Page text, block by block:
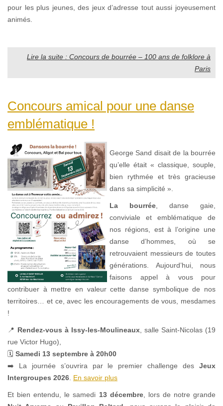
pour les plus jeunes, des jeux d’adresse tout aussi joyeusement
animés.
Lire la suite : Concours de bourrée – 100 ans de folklore à
Paris
Concours amical pour une danse
emblématique !
George Sand disait de la bourrée
qu’elle était « classique, souple,
bien rythmée et très gracieuse
dans sa simplicité ».
La bourrée , danse gaie,
conviviale et emblématique de
nos régions, est à l’origine une
danse d’hommes, où se
retrouvaient messieurs de toutes
générations. Aujourd’hui, nous
faisons appel à vous pour
contribuer à mettre en valeur cette danse symbolique de nos
territoires… et ce, avec les encouragements de vous, mesdames
!
📍 Rendez-vous à Issy-les-Moulineaux , salle Saint-Nicolas (19
rue Victor Hugo),
🗓 Samedi 13 septembre à 20h00
➡️ La journée s’ouvrira par le premier challenge des Jeux
Intergroupes 2026 En savoir plus
Et bien entendu, le samedi 13 décembre, lors de notre grande